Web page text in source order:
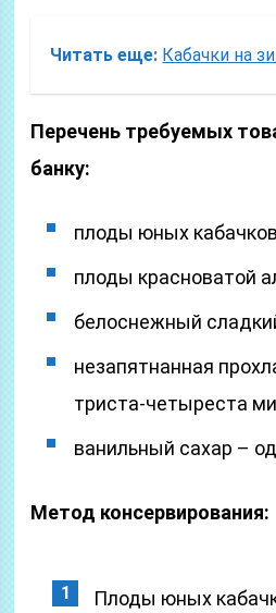
Читать еще: Кабачки на
Перечень требуемых
банку:
плоды юных
плоды красноватой
белоснежный
незапятнанная
триста-четыреста
ванильный сахар –
Метод консервирования:
Плоды юных